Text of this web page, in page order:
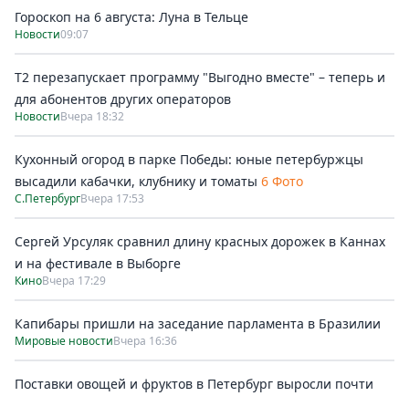
Гороскоп на 6 августа: Луна в Тельце
Новости09:07
Т2 перезапускает программу "Выгодно вместе" – теперь и
для абонентов других операторов
НовостиВчера 18:32
Кухонный огород в парке Победы: юные петербуржцы
высадили кабачки, клубнику и томаты 6 Фото
С.ПетербургВчера 17:53
Сергей Урсуляк сравнил длину красных дорожек в Каннах
и на фестивале в Выборге
КиноВчера 17:29
Капибары пришли на заседание парламента в Бразилии
Мировые новостиВчера 16:36
Поставки овощей и фруктов в Петербург выросли почти